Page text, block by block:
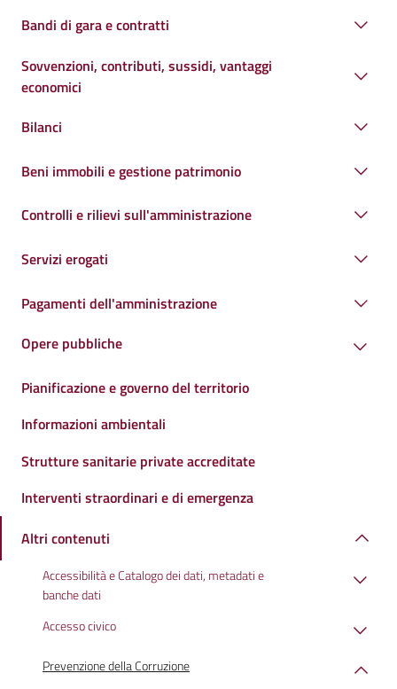
Bandi di gara e contratti
Sovvenzioni, contributi, sussidi, vantaggi
economici
Bilanci
Beni immobili e gestione patrimonio
Controlli e rilievi sull'amministrazione
Servizi erogati
Pagamenti dell'amministrazione
Opere pubbliche
Pianificazione e governo del territorio
Informazioni ambientali
Strutture sanitarie private accreditate
Interventi straordinari e di emergenza
Altri contenuti
Accessibilità e Catalogo dei dati, metadati e
banche dati
Accesso civico
Prevenzione della Corruzione